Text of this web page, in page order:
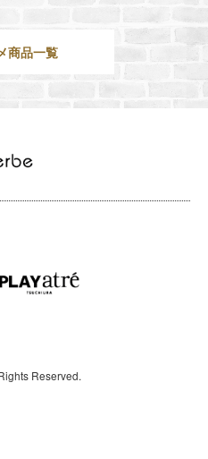
商品一覧
Reserved.